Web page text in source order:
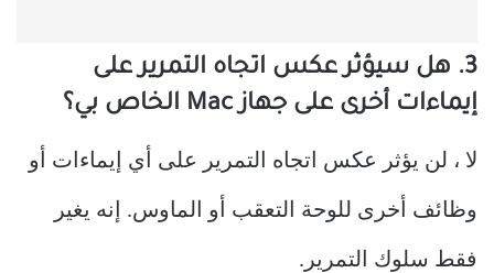
3. هل سيؤثر عكس اتجاه التمرير على
إيماءات أخرى على جهاز Mac الخاص بي؟
لا ، لن يؤثر عكس اتجاه التمرير على أي إيماءات أو
وظائف أخرى للوحة التعقب أو الماوس. إنه يغير
فقط سلوك التمرير.